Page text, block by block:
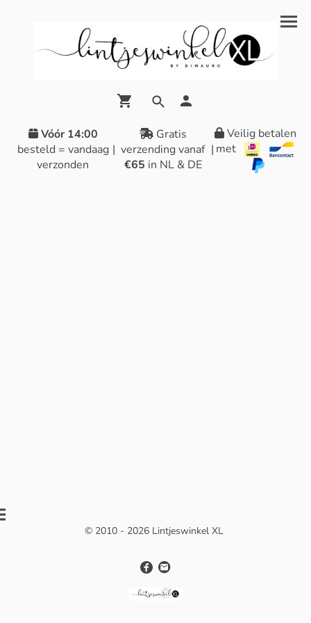
Vóór 14:00
besteld = vandaag
verzonden
|
Gratis
verzending vanaf
€65 in NL & DE
|
Veilig betalen
met
© 2010 - 2026 Lintjeswinkel XL